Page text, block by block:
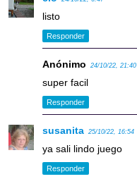
listo
Responder
Anónimo 24/10/22, 21:40
super facil
Responder
susanita 25/10/22, 16:54
ya sali lindo juego
Responder